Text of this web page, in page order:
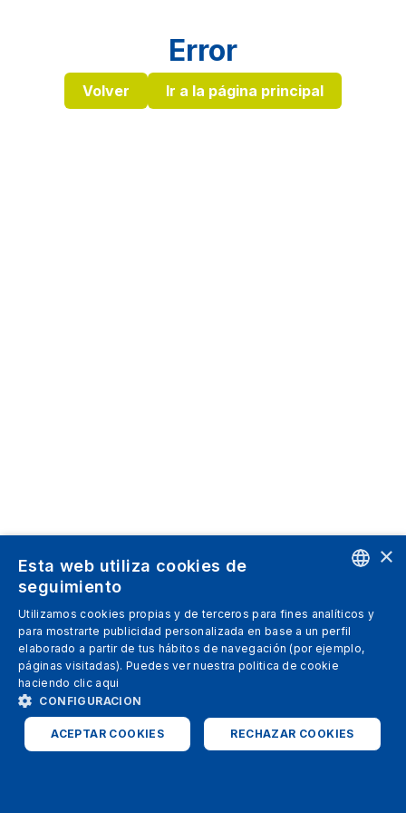
Error
Volver Ir a la página principal
SPANISH
ITALIAN
ENGLISH
×
Esta web utiliza cookies de
seguimiento
Utilizamos cookies propias y de terceros para fines analíticos y
para mostrarte publicidad personalizada en base a un perfil
elaborado a partir de tus hábitos de navegación (por ejemplo,
páginas visitadas). Puedes ver nuestra politica de cookie
haciendo clic aqui
CONFIGURACION
ACEPTAR COOKIES RECHAZAR COOKIES